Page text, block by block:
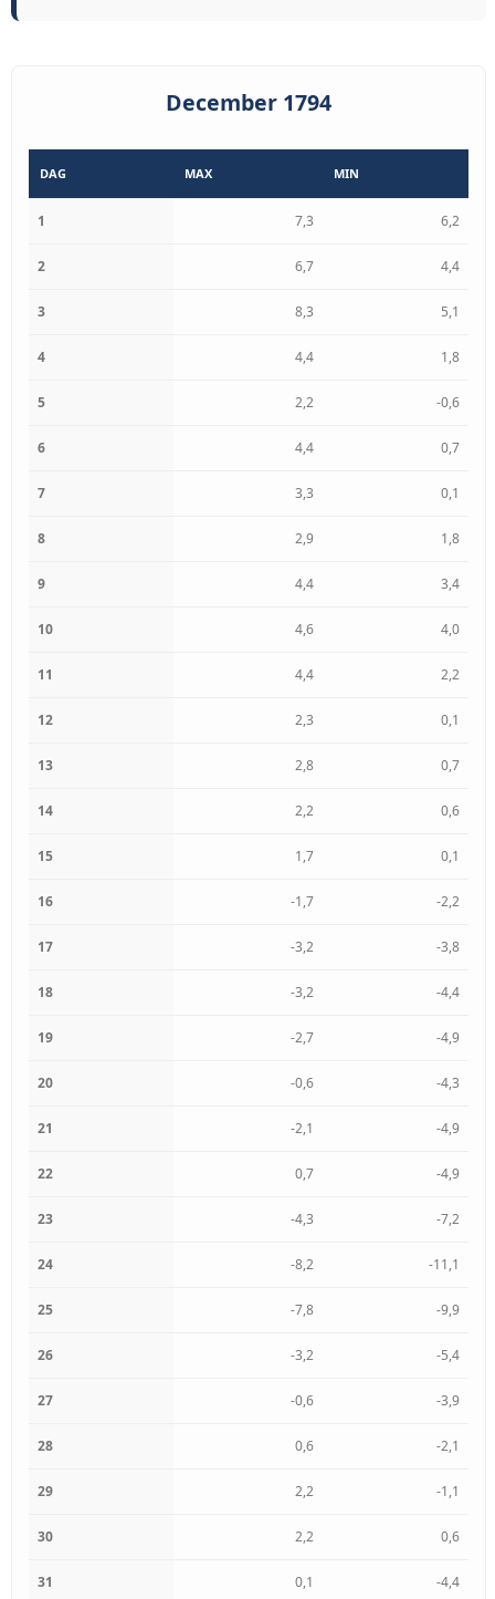
December 1794
DAG MAX MIN
1 7,3 6,2
2 6,7 4,4
3 8,3 5,1
4 4,4 1,8
5 2,2 -0,6
6 4,4 0,7
7 3,3 0,1
8 2,9 1,8
9 4,4 3,4
10 4,6 4,0
11 4,4 2,2
12 2,3 0,1
13 2,8 0,7
14 2,2 0,6
15 1,7 0,1
16 -1,7 -2,2
17 -3,2 -3,8
18 -3,2 -4,4
19 -2,7 -4,9
20 -0,6 -4,3
21 -2,1 -4,9
22 0,7 -4,9
23 -4,3 -7,2
24 -8,2 -11,1
25 -7,8 -9,9
26 -3,2 -5,4
27 -0,6 -3,9
28 0,6 -2,1
29 2,2 -1,1
30 2,2 0,6
31 0,1 -4,4